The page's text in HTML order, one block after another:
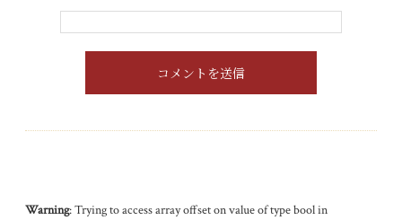
Warning: Trying to access array offset on value of type bool in